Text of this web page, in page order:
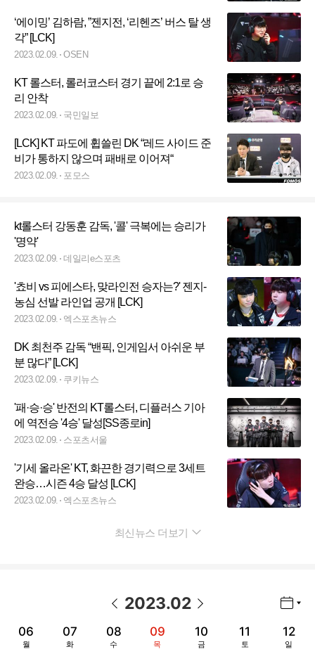
‘에이밍’ 김하람, ”젠지전, ‘리헨즈’ 버스 탈 생
각” [LCK]
2023.02.09. OSEN
KT 롤스터, 롤러코스터 경기 끝에 2:1로 승
리 안착
2023.02.09. 국민일보
[LCK] KT 파도에 휩쓸린 DK “레드 사이드 준
비가 통하지 않으며 패배로 이어져“
2023.02.09. 포모스
kt롤스터 강동훈 감독, '콜' 극복에는 승리가
'명약'
2023.02.09. 데일리e스포츠
'쵸비 vs 피에스타, 맞라인전 승자는?' 젠지-
농심 선발 라인업 공개 [LCK]
2023.02.09. 엑스포츠뉴스
DK 최천주 감독 “밴픽, 인게임서 아쉬운 부
분 많다” [LCK]
2023.02.09. 쿠키뉴스
'패·승·승' 반전의 KT롤스터, 디플러스 기아
에 역전승 '4승' 달성[SS종로in]
2023.02.09. 스포츠서울
'기세 올라온' KT, 화끈한 경기력으로 3세트
완승…시즌 4승 달성 [LCK]
2023.02.09. 엑스포츠뉴스
최신뉴스 더보기
2023.02
06
월
07
화
08
수
09
목
10
금
11
토
12
일